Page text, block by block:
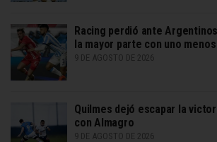
Racing perdió ante
la mayor parte con uno menos
9 DE AGOSTO DE 2026
Quilmes dejó escapar la
con Almagro
9 DE AGOSTO DE 2026